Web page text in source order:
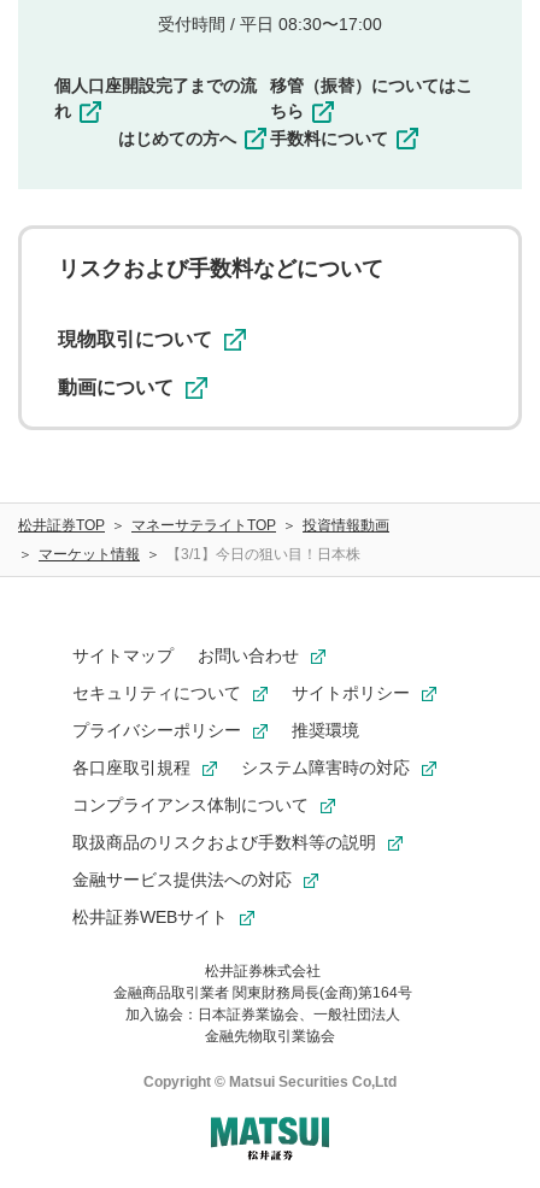
他者の権利（商標、著作権、その他の知的財産
同一内容の多重投稿
その他当社が不適切と判断した投稿
一度投稿した評価およびコメントの変更・削除はできま
ことを承諾したものとします。また、利用者は、コメント
に関する著作者人格権を行使しないことに同意します。利
用者が投稿したコメントは、当社サービスの広告・宣伝、
ることがあります。
受付時間 / 平日 08:30〜17:00
個人口座開設完了までの流
れ
はじめての方へ
移管（振替）についてはこ
ちら
手数料について
リスクおよび手数料などについて
現物取引について
動画について
松井証券TOP マネーサテライトTOP
投資情報動画
マーケット情報
【3/1】今日の狙い目！日本株
サイトマップ
お問い合わせ
セキュリティについて
サイトポリシー
プライバシーポリシー
推奨環境
各口座取引規程
システム障害時の対応
コンプライアンス体制について
取扱商品のリスクおよび手数料等の説明
金融サービス提供法への対応
松井証券WEBサイト
松井証券株式会社
金融商品取引業者 関東財務局長(金商)第164号
加入協会：日本証券業協会、一般社団法人
金融先物取引業協会
Copyright © Matsui Securities Co,Ltd
お気に入り機能は松井証券の会員限定の機能です。
お気に入り登録いただくと、後からいつでもお気に入りのコンテ
ンツを一覧でご確認いただけます。
ご利用いただくには口座開設が必要です。
はご利用の端末で一度ログインしてください。